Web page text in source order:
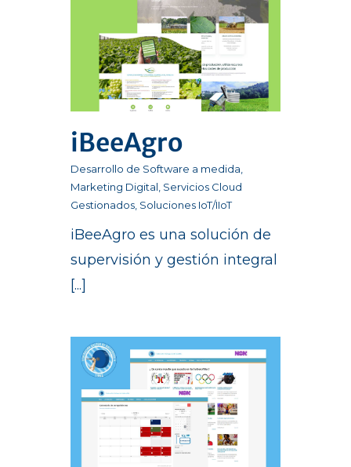
iBeeAgro
Desarrollo de Software a medida
Marketing Digital Servicios Cloud
Gestionados Soluciones IoT/IIoT
iBeeAgro es una solución de
supervisión y gestión integral
[...]